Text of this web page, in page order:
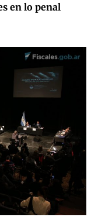
en lo penal